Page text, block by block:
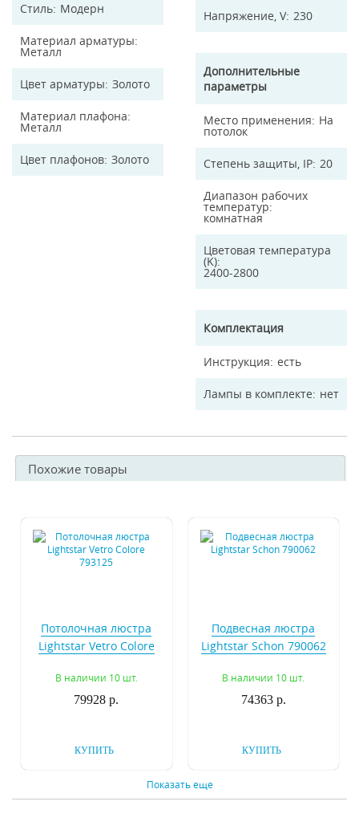
Стиль Модерн
Материал арматуры
Металл
Цвет арматуры Золото
Материал плафона
Металл
Цвет плафонов Золото
Напряжение, V 230
Дополнительные
параметры
Место применения На
потолок
Степень защиты, IP 20
Диапазон рабочих
температур
комнатная
Цветовая температура
(K)
2400-2800
Комплектация
Инструкция есть
Лампы в комплекте нет
Похожие товары
Потолочная люстра
Lightstar Vetro Сolore
В наличии 10 шт.
79928 р.
КУПИТЬ
Подвесная люстра
Lightstar Schon 790062
В наличии 10 шт.
74363 р.
КУПИТЬ
Показать еще